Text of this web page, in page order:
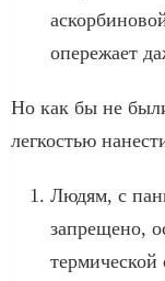
опережает
Но как бы не
легкостью
Людям, с
запрещено,
термической